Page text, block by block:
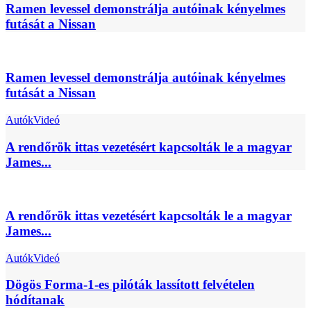
Ramen levessel demonstrálja autóinak kényelmes
futását a Nissan
Ramen levessel demonstrálja autóinak kényelmes
futását a Nissan
AutókVideó
A rendőrök ittas vezetésért kapcsolták le a magyar
James...
A rendőrök ittas vezetésért kapcsolták le a magyar
James...
AutókVideó
Dögös Forma-1-es pilóták lassított felvételen
hódítanak